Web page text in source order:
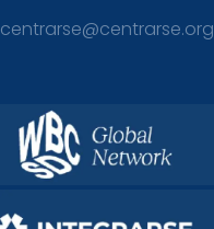
centrarse@centrarse.org